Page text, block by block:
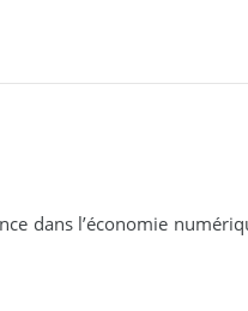
dans l’économie